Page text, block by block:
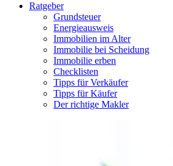
Ratgeber
Grundsteuer
Energieausweis
Immobilien im Alter
Immobilie bei Scheidung
Immobilie erben
Checklisten
Tipps für Verkäufer
Tipps für Käufer
Der richtige Makler